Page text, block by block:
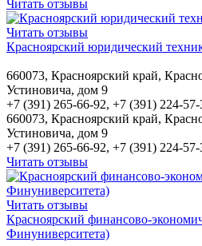
Читать отзывы
Читать отзывы
Красноярский юридический
660073, Красноярский край,
Устиновича, дом 9
+7 (391) 265-66-92, +7 (391) 224-57-
660073, Красноярский край,
Устиновича, дом 9
+7 (391) 265-66-92, +7 (391) 224-57-
Читать отзывы
Читать отзывы
Красноярский финансово-
Финуниверситета)